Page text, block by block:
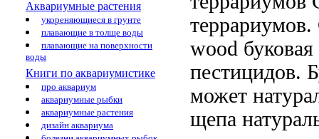
Аквариумные растения
укореняющиеся в грунте
плавающие в толще воды
плавающие на поверхности
воды
Книги по аквариумистике
про аквариум
аквариумные рыбки
аквариумные растения
дизайн аквариума
wood буковая
пестицидов.
может
щепа